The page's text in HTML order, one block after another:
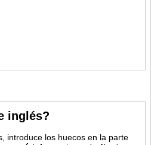
inglés?
introduce los huecos en la parte